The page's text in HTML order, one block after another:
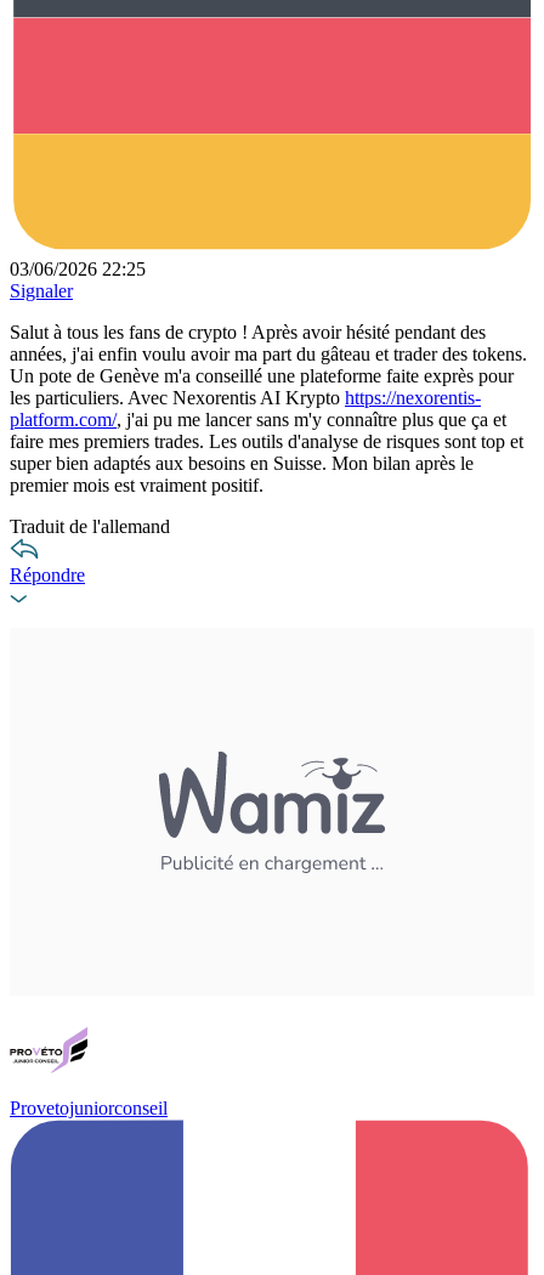
03/06/2026 22:25
Signaler
Salut à tous les fans de crypto ! Après avoir hésité pendant des
années, j'ai enfin voulu avoir ma part du gâteau et trader des tokens.
Un pote de Genève m'a conseillé une plateforme faite exprès pour
les particuliers. Avec Nexorentis AI Krypto https://nexorentis-
platform.com/, j'ai pu me lancer sans m'y connaître plus que ça et
faire mes premiers trades. Les outils d'analyse de risques sont top et
super bien adaptés aux besoins en Suisse. Mon bilan après le
premier mois est vraiment positif.
Traduit de l'allemand
Répondre
Provetojuniorconseil